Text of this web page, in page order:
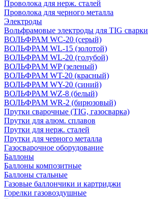
Проволока для нерж. сталей
Проволока для черного металла
Электроды
Вольфрамовые электроды для TIG сварки
ВОЛЬФРАМ WC-20 (серый)
ВОЛЬФРАМ WL-15 (золотой)
ВОЛЬФРАМ WL-20 (голубой)
ВОЛЬФРАМ WP (зеленый)
ВОЛЬФРАМ WT-20 (красный)
ВОЛЬФРАМ WY-20 (синий)
ВОЛЬФРАМ WZ-8 (белый)
ВОЛЬФРАМ WR-2 (бирюзовый)
Прутки сварочные (TIG, газосварка)
Прутки для алюм. сплавов
Прутки для нерж. сталей
Прутки для черного металла
Газосварочное оборудование
Баллоны
Баллоны композитные
Баллоны стальные
Газовые баллончики и картриджи
Горелки газовоздушные